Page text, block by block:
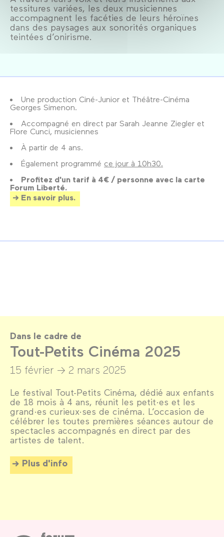
tessitures variées, les deux musiciennes
accompagnent les facéties de leurs héroïnes
dans des paysages aux sonorités organiques
teintées d’onirisme.
Une production Ciné-Junior et Théâtre-Cinéma
Georges Simenon.
Accompagné en direct par Sarah Jeanne Ziegler et
Flore Cunci, musiciennes
À partir de 4 ans.
Également programmé ce jour à 10h30.
Profitez d'un tarif à 4€ / personne avec la carte
Forum Liberté.
En savoir plus.
Dans le cadre de
Tout-Petits Cinéma 2025
15 février → 2 mars 2025
Le festival Tout-Petits Cinéma, dédié aux enfants
de 18 mois à 4 ans, réunit les petit·es et les
grand·es curieux·ses de cinéma. L’occasion de
célébrer les toutes premières séances autour de
spectacles accompagnés en direct par des
artistes de talent.
Plus d'info